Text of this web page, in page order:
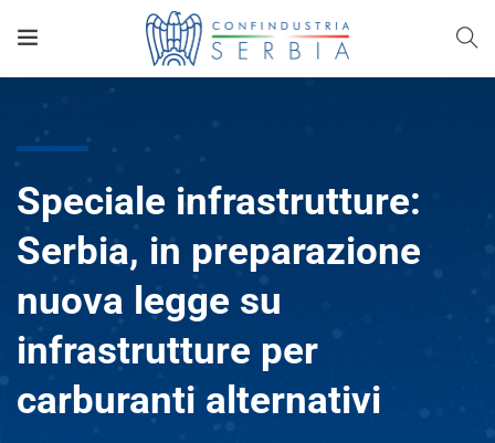
Speciale infrastrutture:
Serbia, in preparazione
nuova legge su
infrastrutture per
carburanti alternativi